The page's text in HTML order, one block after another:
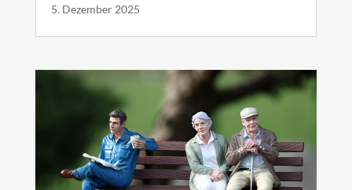
5. Dezember 2025